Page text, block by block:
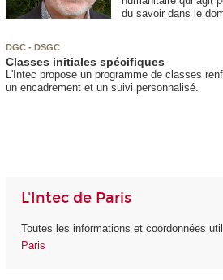
du savoir dans le
DGC - DSGC
Classes initiales spécifiques
L'Intec propose un programme de classes
un encadrement et un suivi personnalisé.
L'Intec de Paris
Toutes les informations et coordonnées
Paris